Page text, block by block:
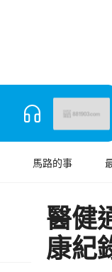
馬路的事
醫健
康紀